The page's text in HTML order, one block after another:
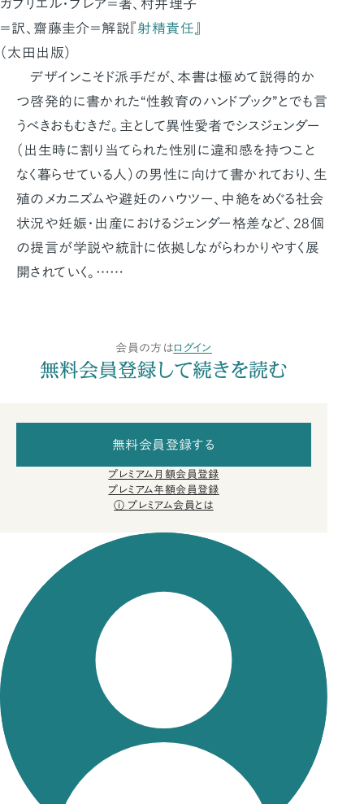
ガブリエル・ブレア＝著、村井理子
＝訳、齋藤圭介＝解説『射精責任
（太田出版）
デザインこそド派手だが、本書は極めて説得的か
つ啓発的に書かれた“性教育のハンドブック”とでも言
うべきおもむきだ。主として異性愛者でシスジェンダー
（出生時に割り当てられた性別に違和感を持つこと
なく暮らせている人）の男性に向けて書かれており、生
殖のメカニズムや避妊のハウツー、中絶をめぐる社会
状況や妊娠・出産におけるジェンダー格差など、28個
の提言が学説や統計に依拠しながらわかりやすく展
開されていく。……
会員の方はログイン
無料会員登録して続きを読む
無料会員登録する
プレミアム月額会員登録
プレミアム年額会員登録
プレミアム会員とは